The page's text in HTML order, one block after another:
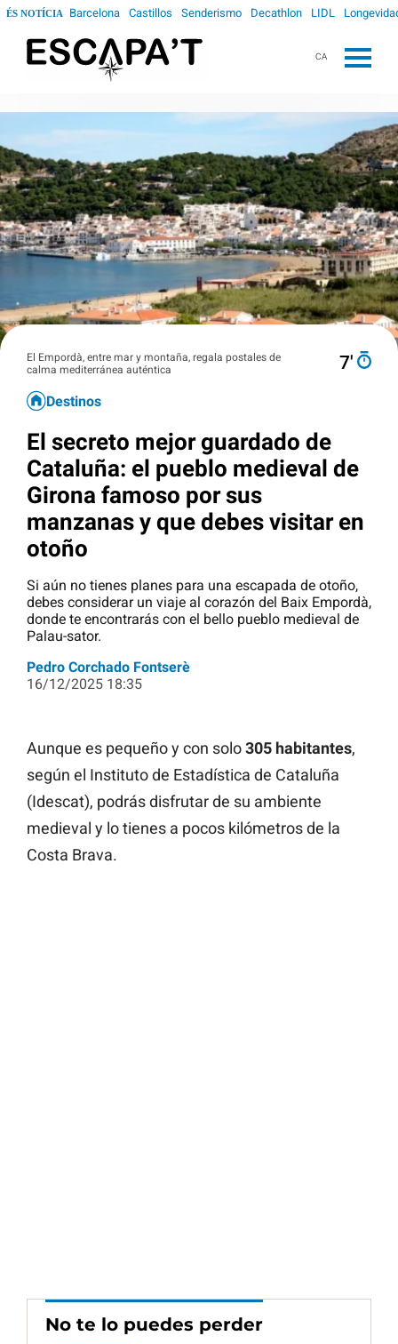
ÉS NOTÍCIA Barcelona Castillos Senderismo Decathlon LIDL
CA
El Empordà, entre mar y montaña, regala postales de
calma mediterránea auténtica
7′
Destinos
El secreto mejor guardado de
Cataluña: el pueblo medieval de
Girona famoso por sus
manzanas y que debes visitar en
otoño
Si aún no tienes planes para una escapada de otoño,
debes considerar un viaje al corazón del Baix Empordà,
donde te encontrarás con el bello pueblo medieval de
Palau-sator.
Pedro Corchado Fontserè
16/12/2025 18:35
Aunque es pequeño y con solo305 habitantes,
según el Instituto de Estadística de Cataluña
(Idescat), podrás disfrutar de su ambiente
medieval y lo tienes a pocos kilómetros de la
Costa Brava.
No te lo puedes perder